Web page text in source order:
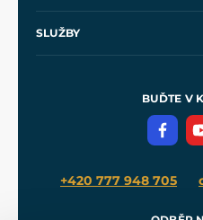
Velkoobchod
SLUŽBY
Meče pro Kingdom
BUĎTE V
+420 777 948 705